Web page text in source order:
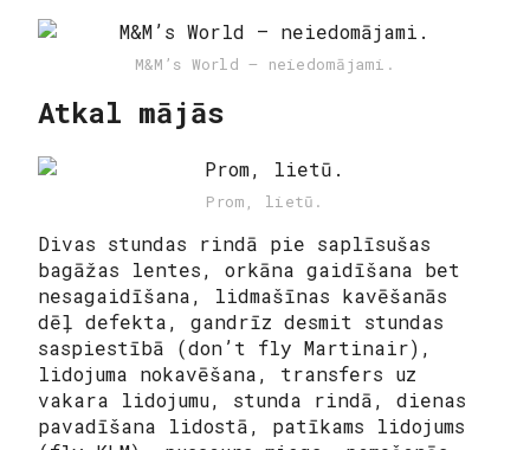
M&M’s World — neiedomājami.
Atkal mājās
Prom, lietū.
Divas stundas rindā pie saplīsušas
bagāžas lentes, orkāna gaidīšana bet
nesagaidīšana, lidmašīnas kavēšanās
dēļ defekta, gandrīz desmit stundas
saspiestībā (don’t fly Martinair),
lidojuma nokavēšana, transfers uz
vakara lidojumu, stunda rindā, dienas
pavadīšana lidostā, patīkams lidojums